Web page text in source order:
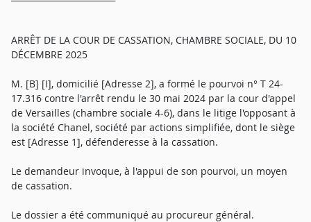
ARRÊT DE LA COUR DE CASSATION, CHAMBRE SOCIALE, DU 10
DÉCEMBRE 2025
M. [B] [I], domicilié [Adresse 2], a formé le pourvoi n° T 24-
17.316 contre l'arrêt rendu le 30 mai 2024 par la cour d'appel
de Versailles (chambre sociale 4-6), dans le litige l'opposant à
la société Chanel, société par actions simplifiée, dont le siège
est [Adresse 1], défenderesse à la cassation.
Le demandeur invoque, à l'appui de son pourvoi, un moyen
de cassation.
Le dossier a été communiqué au procureur général.